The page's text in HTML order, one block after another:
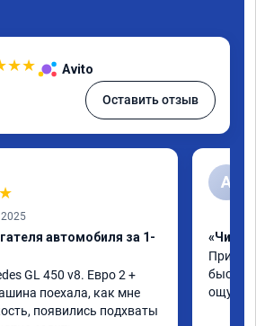
★★ Avito
Оставить отзыв
★
автомобиля за 1-
GL 450 v8. Евро 2 +
поехала, как мне
появились подхваты
A
«Чип